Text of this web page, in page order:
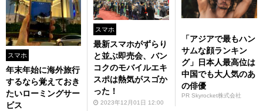
スマホ
年末年始に海外旅行
するなら覚えておき
たいローミングサー
ビス
スマホ
最新スマホがずらり
と並ぶ即売会、バン
コクのモバイルエキ
スポは熱気がスゴか
った！
2023年12月01日 12:00
「アジアで最もハン
サムな顔ランキン
グ」日本人最高位は
中国でも大人気のあ
の俳優
PR Skyrocket株式会社